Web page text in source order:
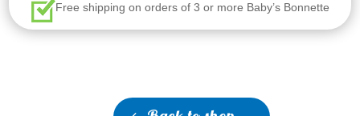
your
Free shipping on orders of 3 or more Baby’s Bonnette